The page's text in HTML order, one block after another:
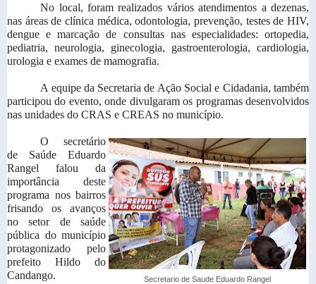
No local, foram realizados vários atendimentos a dezenas,
nas áreas de clínica médica, odontologia, prevenção, testes de HIV,
dengue e marcação de consultas nas especialidades: ortopedia,
pediatria, neurologia, ginecologia, gastroenterologia, cardiologia,
urologia e exames de mamografia.
A equipe da Secretaria de Ação Social e Cidadania, também
participou do evento, onde divulgaram os programas desenvolvidos
nas unidades do CRAS e CREAS no município.
Secretario de Saude Eduardo Rangel
O secretário
de Saúde Eduardo
Rangel falou da
importância deste
programa nos bairros
frisando os avanços
no setor de saúde
pública do município
protagonizado pelo
prefeito Hildo do
Candango.